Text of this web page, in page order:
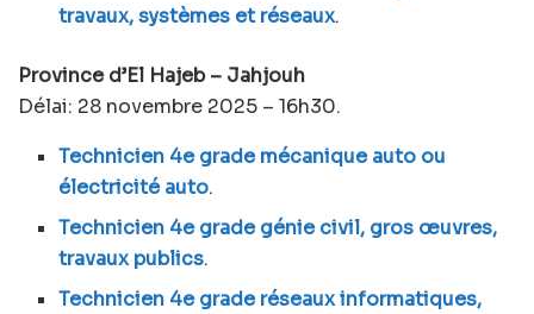
travaux, systèmes et réseaux.
Province d’El Hajeb – Jahjouh
Délai: 28 novembre 2025 – 16h30.
Technicien 4e grade mécanique auto ou
électricité auto.
Technicien 4e grade génie civil, gros œuvres,
travaux publics.
Technicien 4e grade réseaux informatiques,